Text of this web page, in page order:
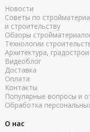
Новости
Советы по
и строительству
Обзоры
Технологии
Архитектура,
Видеоблог
Доставка
Оплата
Контакты
Популярные вопросы и
Обработка
О нас